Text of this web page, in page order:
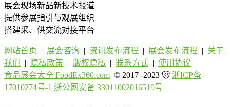
展会现场新品新技术报道
提供参展指引与观展组织
搭建采、供交流对接平台
网站首页 | 展会咨询 | 资讯发布流程 | 展会发布流程 | 关于
我们
| 隐私政策 | 版权隐私 | 联系方式 | 使用协议
食品展会大全 FoodEx360.com © 2017 -2023
浙ICP备
17010274号-1 浙公网安备 33011002016519号